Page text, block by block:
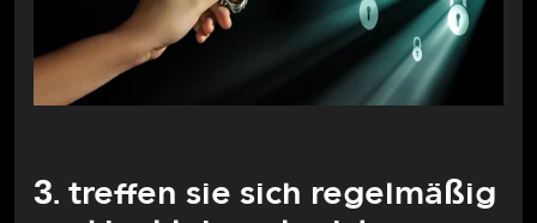
3. treffen sie sich regelmäßig